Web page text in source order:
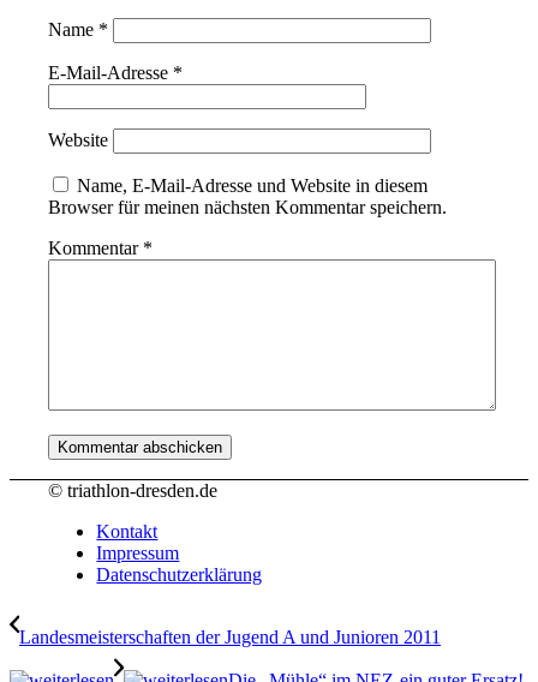
Name *
E-Mail-Adresse *
Website
Name, E-Mail-Adresse und Website in diesem
Browser für meinen nächsten Kommentar speichern.
Kommentar *
© triathlon-dresden.de
Kontakt
Impressum
Datenschutzerklärung
Landesmeisterschaften der Jugend A und Junioren 2011